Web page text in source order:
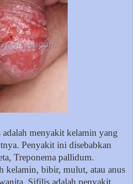
menyakit kelamin yang
Penyakit ini disebabkan
Treponema pallidum.
kelamin, bibir, mulut, atau anus
Sifilis adalah penyakit